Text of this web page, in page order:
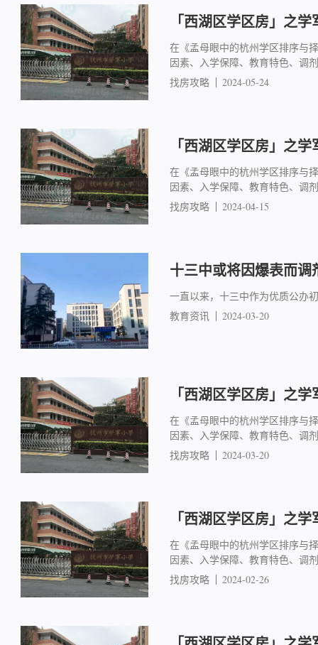
「西湖区学区房」之
在《孟母眼中的杭州学区排序与
因素、入学保障、教育特色、调
找房攻略
2024-05-24
「西湖区学区房」之
在《孟母眼中的杭州学区排序与
因素、入学保障、教育特色、调
找房攻略
2024-04-15
十三中或将因爆表而调
一直以来，十三中作为优质公办
教育资讯
2024-03-20
「西湖区学区房」之
在《孟母眼中的杭州学区排序与
因素、入学保障、教育特色、调
找房攻略
2024-03-20
「西湖区学区房」之
在《孟母眼中的杭州学区排序与
因素、入学保障、教育特色、调
找房攻略
2024-02-26